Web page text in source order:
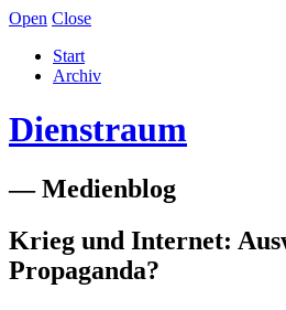
Open Close
Start
Archiv
Dienstraum
— Medienblog
Krieg und Internet:
Propaganda?